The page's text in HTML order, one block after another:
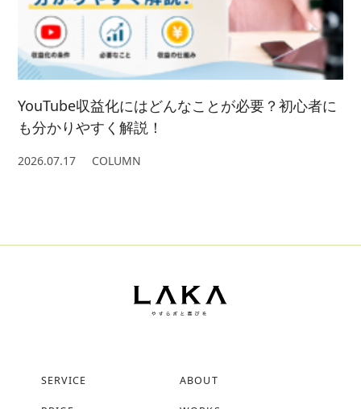
YouTube収益化にはどんなことが必要？初心者に
も分かりやすく解説！
2026.07.17 COLUMN
SERVICE ABOUT